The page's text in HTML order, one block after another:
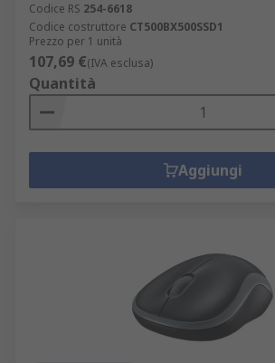
Codice RS 254-6618
Codice costruttore CT500BX500SSD1
Prezzo per 1 unità
107,69 €(IVA esclusa)
Quantità
Aggiungi